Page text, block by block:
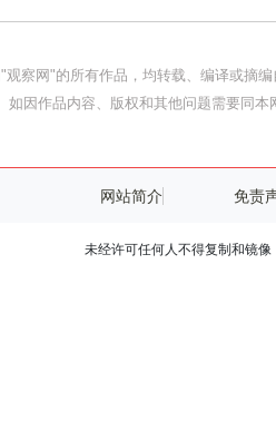
观察网"的所有作品，均转载、编译或摘
如因作品内容、版权和其他问题需要同本
网站简介 免责
未经许可任何人不得复制和镜